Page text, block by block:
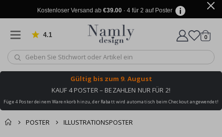
Kostenloser Versand ab €39.00· 4 für 2 auf Poster
4.1 von 1025 Bewertungen
Wagen
0
Gültig bis zum 9. August
KAUF 4 POSTER – BEZAHLEN NUR FÜR 2!
Füge 4 Poster deinem Warenkorb hinzu, der Rabatt wird automatisch beim Checkout angewendet!
POSTER ILLUSTRATIONSPOSTER